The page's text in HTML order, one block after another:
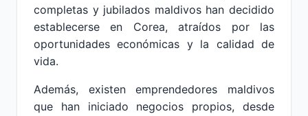
completas y jubilados maldivos han decidido
establecerse en Corea, atraídos por las
oportunidades económicas y la calidad de
vida.
Además, existen emprendedores maldivos
que han iniciado negocios propios, desde